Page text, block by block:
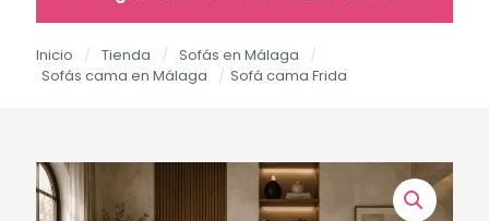
Inicio / Tienda / Sofás en Málaga
/
Sofás cama en Málaga
/ Sofá cama Frida